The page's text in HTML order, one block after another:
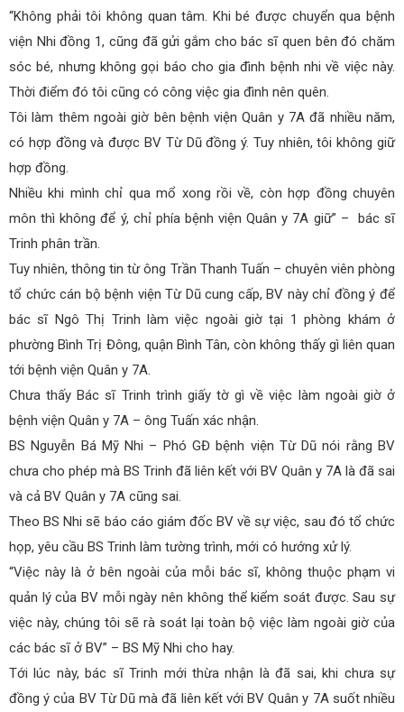
“Không phải tôi không quan tâm. Khi bé được chuyển qua bệnh
viện Nhi đồng 1, cũng đã gửi gắm cho bác sĩ quen bên đó chăm
sóc bé, nhưng không gọi báo cho gia đình bệnh nhi về việc này.
Thời điểm đó tôi cũng có công việc gia đình nên quên.
Tôi làm thêm ngoài giờ bên bệnh viện Quân y 7A đã nhiều năm,
có hợp đồng và được BV Từ Dũ đồng ý. Tuy nhiên, tôi không giữ
hợp đồng.
Nhiều khi mình chỉ qua mổ xong rồi về, còn hợp đồng chuyên
môn thì không để ý, chỉ phía bệnh viện Quân y 7A giữ” – bác sĩ
Trinh phân trần.
Tuy nhiên, thông tin từ ông Trần Thanh Tuấn – chuyên viên phòng
tổ chức cán bộ bệnh viện Từ Dũ cung cấp, BV này chỉ đồng ý để
bác sĩ Ngô Thị Trinh làm việc ngoài giờ tại 1 phòng khám ở
phường Bình Trị Đông, quận Bình Tân, còn không thấy gì liên quan
tới bệnh viện Quân y 7A.
Chưa thấy Bác sĩ Trinh trình giấy tờ gì về việc làm ngoài giờ ở
bệnh viện Quân y 7A – ông Tuấn xác nhận.
BS Nguyễn Bá Mỹ Nhi – Phó GĐ bệnh viện Từ Dũ nói rằng BV
chưa cho phép mà BS Trinh đã liên kết với BV Quân y 7A là đã sai
và cả BV Quân y 7A cũng sai.
Theo BS Nhi sẽ báo cáo giám đốc BV về sự việc, sau đó tổ chức
họp, yêu cầu BS Trinh làm tường trình, mới có hướng xử lý.
“Việc này là ở bên ngoài của mỗi bác sĩ, không thuộc phạm vi
quản lý của BV mỗi ngày nên không thể kiểm soát được. Sau sự
việc này, chúng tôi sẽ rà soát lại toàn bộ việc làm ngoài giờ của
các bác sĩ ở BV” – BS Mỹ Nhi cho hay.
Tới lúc này, bác sĩ Trinh mới thừa nhận là đã sai, khi chưa sự
đồng ý của BV Từ Dũ mà đã liên kết với BV Quân y 7A suốt nhiều